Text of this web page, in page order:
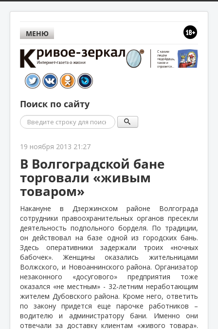
МЕНЮ
Поиск по сайту
Поиск
19 ноября 2013 21:27
В Волгоградской бане
торговали «живым
товаром»
Накануне в Дзержинском районе Волгограда
сотрудники правоохранительных органов пресекли
деятельность подпольного борделя. По традиции,
он действовал на базе одной из городских бань.
Здесь оперативники задержали троих «ночных
бабочек». Женщины оказались жительницами
Волжского, и Новоаннинского района. Организатор
незаконного «досугового» предприятия тоже
оказался «не местным» - 32-летним неработающим
жителем Дубовского района. Кроме него, ответить
по закону придется еще парочке работников –
водителю и администратору бани. Именно они
отвечали за доставку клиентам «живого товара».